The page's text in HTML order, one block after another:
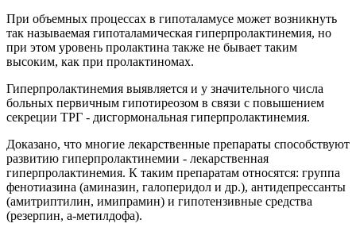
При объемных процессах в гипоталамусе может возникнуть
так называемая гипоталамическая гиперпролактинемия, но
при этом уровень пролактина также не бывает таким
высоким, как при пролактиномах.
Гиперпролактинемия выявляется и у значительного числа
больных первичным гипотиреозом в связи с повышением
секреции ТРГ - дисгормональная гиперпролактинемия.
Доказано, что многие лекарственные препараты способствуют
развитию гиперпролактинемии - лекарственная
гиперпролактинемия. К таким препаратам относятся: группа
фенотиазина (аминазин, галоперидол и др.), антидепрессанты
(амитриптилин, имипрамин) и гипотензивные средства
(резерпин, а-метилдофа).